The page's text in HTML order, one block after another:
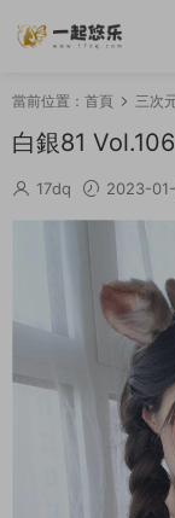
當前位置： 首頁 三次
白銀81
17dq 2023-